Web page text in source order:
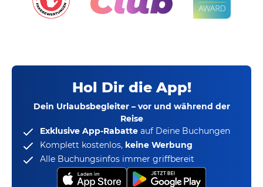
Hol Dir die App!
Dein Urlaubsbegleiter – vor und während der
Reise
Exklusive App-Rabatte auf Deine Buchungen
Komplett kostenlos, keine Werbung
Alle Buchungsinfos immer griffbereit